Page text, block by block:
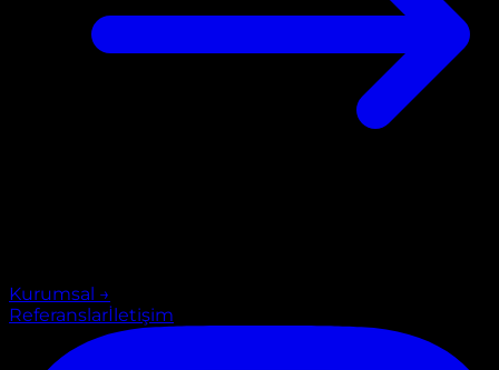
Kurumsal →
Referanslarİletişim